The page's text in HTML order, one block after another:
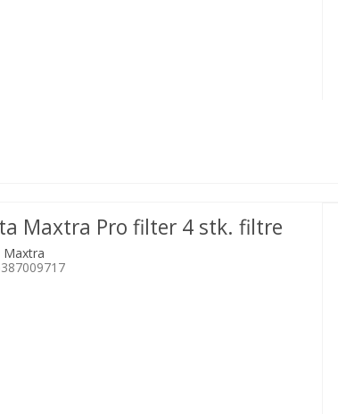
Maxtra Pro filter 4 stk. filtre
Maxtra